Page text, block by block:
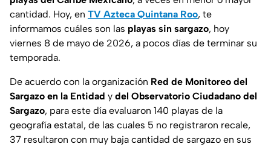
cantidad. Hoy, en TV Azteca Quintana Roo, te
informamos cuáles son las playas sin sargazo, hoy
viernes 8 de mayo de 2026, a pocos días de terminar su
temporada.
De acuerdo con la organización Red de Monitoreo del
Sargazo en la Entidad y del Observatorio Ciudadano del
Sargazo, para este día evaluaron 140 playas de la
geografía estatal, de las cuales 5 no registraron recale,
37 resultaron con muy baja cantidad de sargazo en sus